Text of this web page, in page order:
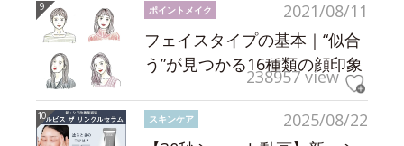
2021/08/11
ポイントメイク
フェイスタイプの基本｜“似合
う”が見つかる16種類の顔印象
238957 view
2025/08/22
スキンケア